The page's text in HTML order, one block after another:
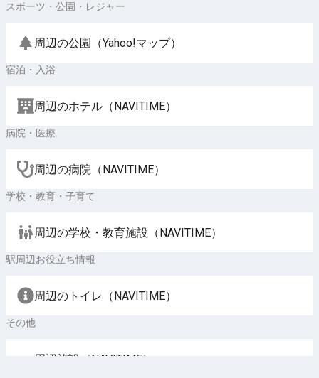
スポーツ・公園・レジャー
周辺の公園（Yahoo!マップ）
宿泊・入浴
周辺のホテル（NAVITIME）
病院・医療
周辺の病院（NAVITIME）
学校・教育・子育て
周辺の学校・教育施設（NAVITIME）
駅周辺お役立ち情報
周辺のトイレ（NAVITIME）
その他
周辺施設（NAVITIME）